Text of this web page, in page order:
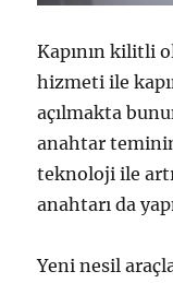
Kapının kilitli
hizmeti ile
açılmakta
anahtar
teknoloji ile
anahtarı da
Yeni nesil